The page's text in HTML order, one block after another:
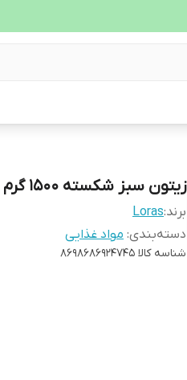
زیتون سبز شکسته 1500 گرم لوراس Loras
برند:Loras
دسته‌بندی: مواد غذایی
شناسه کالا 8698686924745